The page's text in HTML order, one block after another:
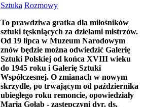
Sztuka Rozmowy
To prawdziwa gratka dla miłośników
sztuki tęskniących za dziełami mistrzów.
Od 19 lipca w Muzeum Narodowym
znów będzie można odwiedzić Galerię
Sztuki Polskiej od końca XVIII wieku
do 1945 roku i Galerię Sztuki
Współczesnej. O zmianach w nowym
skrzydle, po trwającym od października
ubiegłego roku remoncie, opowiedziały
Maria Gołąb - zastępczyni dyr. ds.